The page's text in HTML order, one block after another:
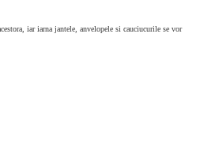
iar iarna jantele, anvelopele si cauciucurile se vor